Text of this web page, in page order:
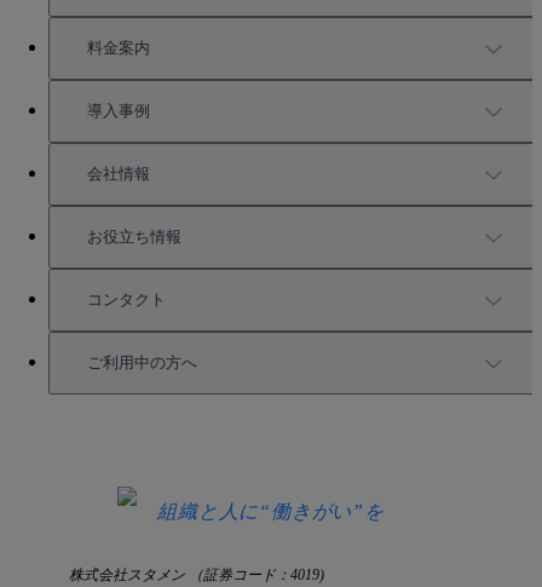
TUNAGの特徴
機能一覧
充実したサポート
料金案内
料金案内
導入事例
導入事例
活用方法
会社情報
会社情報
お役立ち情報
お役立ち資料一覧
セミナー情報
コンタクト
サービス資料請求
ご利用中の方へ
組織と人に“働きがい”を
株式会社スタメン （証券コード：4019)